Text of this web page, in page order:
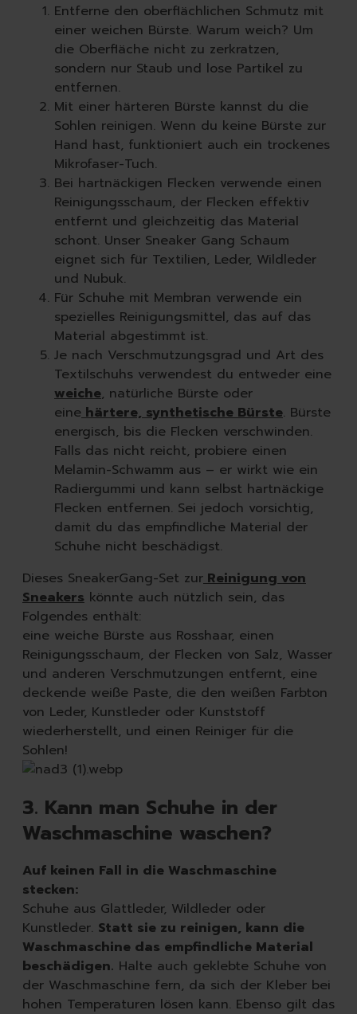
Entferne den oberflächlichen Schmutz mit
einer weichen Bürste. Warum weich? Um
die Oberfläche nicht zu zerkratzen,
sondern nur Staub und lose Partikel zu
entfernen.
Mit einer härteren Bürste kannst du die
Sohlen reinigen. Wenn du keine Bürste zur
Hand hast, funktioniert auch ein trockenes
Mikrofaser-Tuch.
Bei hartnäckigen Flecken verwende einen
Reinigungsschaum, der Flecken effektiv
entfernt und gleichzeitig das Material
schont. Unser Sneaker Gang Schaum
eignet sich für Textilien, Leder, Wildleder
und Nubuk.
Für Schuhe mit Membran verwende ein
spezielles Reinigungsmittel, das auf das
Material abgestimmt ist.
Je nach Verschmutzungsgrad und Art des
Textilschuhs verwendest du entweder eine
weiche, natürliche Bürste oder
eine härtere, synthetische Bürste. Bürste
energisch, bis die Flecken verschwinden.
Falls das nicht reicht, probiere einen
Melamin-Schwamm aus – er wirkt wie ein
Radiergummi und kann selbst hartnäckige
Flecken entfernen. Sei jedoch vorsichtig,
damit du das empfindliche Material der
Schuhe nicht beschädigst.
Dieses SneakerGang-Set zur Reinigung von
Sneakers könnte auch nützlich sein, das
Folgendes enthält:
eine weiche Bürste aus Rosshaar, einen
Reinigungsschaum, der Flecken von Salz, Wasser
und anderen Verschmutzungen entfernt, eine
deckende weiße Paste, die den weißen Farbton
von Leder, Kunstleder oder Kunststoff
wiederherstellt, und einen Reiniger für die
Sohlen!
3. Kann man Schuhe in der
Waschmaschine waschen?
Auf keinen Fall in die Waschmaschine
stecken:
Schuhe aus Glattleder, Wildleder oder
Kunstleder. Statt sie zu reinigen, kann die
Waschmaschine das empfindliche Material
beschädigen. Halte auch geklebte Schuhe von
der Waschmaschine fern, da sich der Kleber bei
hohen Temperaturen lösen kann. Ebenso gilt das